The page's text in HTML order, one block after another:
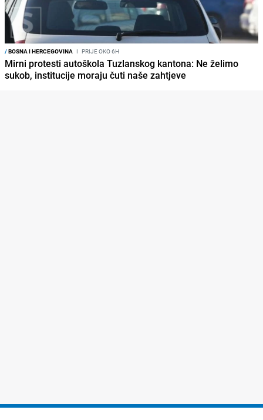
/BOSNA I HERCEGOVINA I PRIJE OKO 6H
Mirni protesti autoškola Tuzlanskog kantona: Ne želimo
sukob, institucije moraju čuti naše zahtjeve